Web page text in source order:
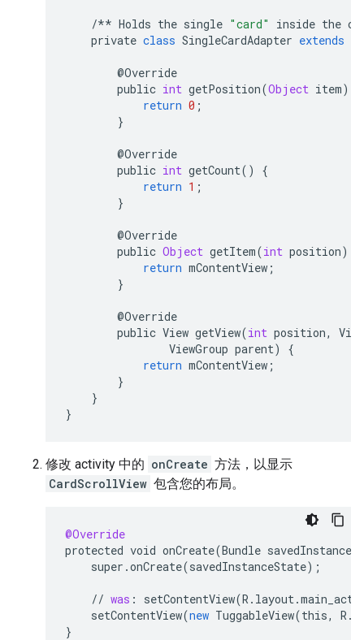
/** Holds the single "card" inside the
private class SingleCardAdapter extends
@Override
public int getPosition(Object item)
return 0 ;
}
@Override
public int getCount()
{
return 1 ;
}
@Override
public Object getItem(int position)
return mContentView ;
}
@Override
public View getView(int position,
View
ViewGroup parent)
{
return mContentView ;
}
}
}
修改 activity 中的 onCreate 方法，以显示
CardScrollView 包含您的布局。
@Override
protected void onCreate(Bundle
super .onCreate(savedInstanceState);
// was : setContentView(R . layout.
setContentView(new TuggableView(this, R .
}